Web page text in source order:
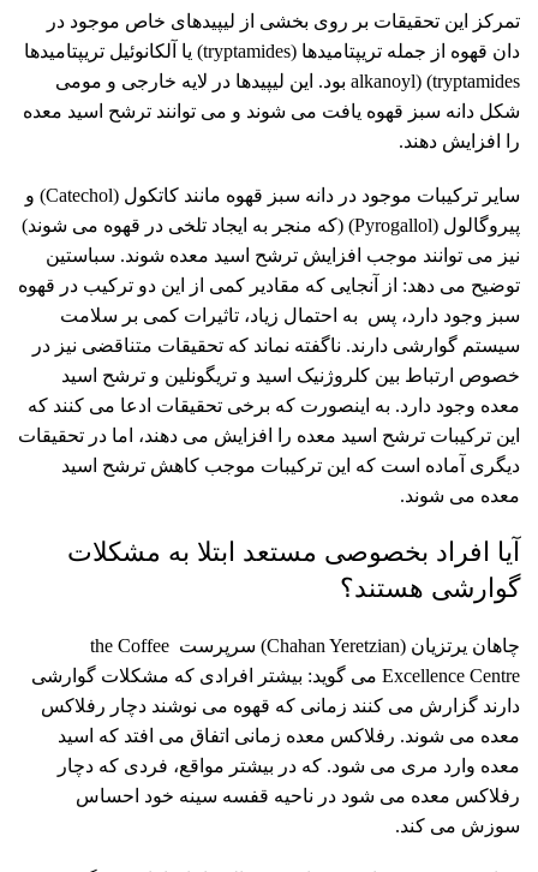
تمرکز این تحقیقات بر روی بخشی از لیپیدهای خاص موجود در
دان قهوه از جمله تریپتامیدها (tryptamides) یا آلکانوئیل تریپتامیدها
alkanoyl) (tryptamides بود. این لیپیدها در لایه خارجی و مومی
شکل دانه سبز قهوه یافت می شوند و می توانند ترشح اسید معده
را افزایش دهند.
سایر ترکیبات موجود در دانه سبز قهوه مانند کاتکول (Catechol) و
پیروگالول (Pyrogallol) (که منجر به ایجاد تلخی در قهوه می شوند)
نیز می توانند موجب افزایش ترشح اسید معده شوند. سباستین
توضیح می دهد: از آنجایی که مقادیر کمی از این دو ترکیب در قهوه
سبز وجود دارد، پس به احتمال زیاد، تاثیرات کمی بر سلامت
سیستم گوارشی دارند. ناگفته نماند که تحقیقات متناقضی نیز در
خصوص ارتباط بین کلروژنیک اسید و تریگونلین و ترشح اسید
معده وجود دارد. به اینصورت که برخی تحقیقات ادعا می کنند که
این ترکیبات ترشح اسید معده را افزایش می دهند، اما در تحقیقات
دیگری آماده است که این ترکیبات موجب کاهش ترشح اسید
معده می شوند.
آیا افراد بخصوصی مستعد ابتلا به مشکلات
گوارشی هستند؟
چاهان یرتزیان (Chahan Yeretzian) سرپرست the Coffee
Excellence Centre می گوید: بیشتر افرادی که مشکلات گوارشی
دارند گزارش می کنند زمانی که قهوه می نوشند دچار رفلاکس
معده می شوند. رفلاکس معده زمانی اتفاق می افتد که اسید
معده وارد مری می شود. که در بیشتر مواقع، فردی که دچار
رفلاکس معده می شود در ناحیه قفسه سینه خود احساس
سوزش می کند.